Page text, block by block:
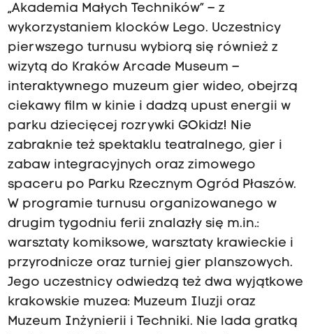
„Akademia Małych Techników” – z
wykorzystaniem klocków Lego. Uczestnicy
pierwszego turnusu wybiorą się również z
wizytą do Kraków Arcade Museum –
interaktywnego muzeum gier wideo, obejrzą
ciekawy film w kinie i dadzą upust energii w
parku dziecięcej rozrywki GOkidz! Nie
zabraknie też spektaklu teatralnego, gier i
zabaw integracyjnych oraz zimowego
spaceru po Parku Rzecznym Ogród Płaszów.
W programie turnusu organizowanego w
drugim tygodniu ferii znalazły się m.in.:
warsztaty komiksowe, warsztaty krawieckie i
przyrodnicze oraz turniej gier planszowych.
Jego uczestnicy odwiedzą też dwa wyjątkowe
krakowskie muzea: Muzeum Iluzji oraz
Muzeum Inżynierii i Techniki. Nie lada gratką